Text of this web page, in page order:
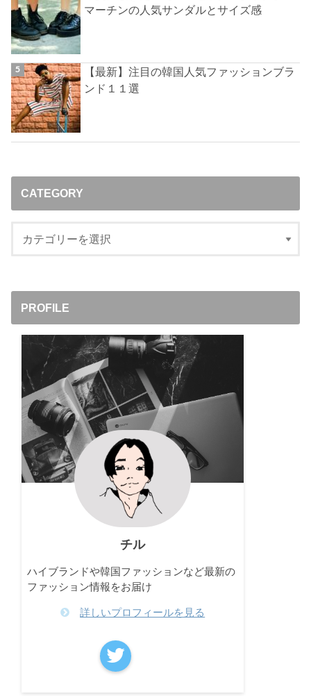
マーチンの人気サンダルとサイズ感
【最新】注目の韓国人気ファッションブラ
ンド１１選
CATEGORY
PROFILE
チル
ハイブランドや韓国ファッションなど最新の
ファッション情報をお届け
詳しいプロフィールを見る